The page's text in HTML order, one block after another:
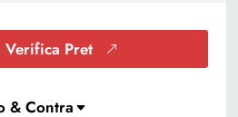
Verifica Pret